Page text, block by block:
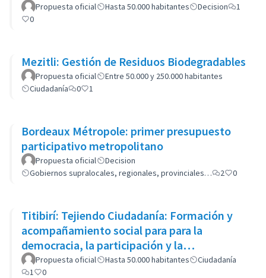
Propuesta oficial Hasta 50.000 habitantes Decision
1
0
Mezitli: Gestión de Residuos Biodegradables
Propuesta oficial
Entre 50.000 y 250.000 habitantes
Ciudadanía
0 1
Bordeaux Métropole: primer presupuesto
participativo metropolitano
Propuesta oficial
Decision
Gobiernos supralocales, regionales, provinciales…
2 0
Titibirí: Tejiendo Ciudadanía: Formación y
acompañamiento social para para la
democracia, la participación y la
reconciliación
Propuesta oficial Hasta 50.000 habitantes
Ciudadanía
1
0